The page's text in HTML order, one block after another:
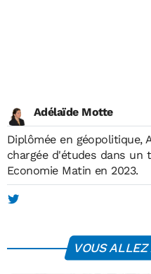
Adélaïde Motte
Diplômée en géopolitique,
chargée d'études dans un
Economie Matin en 2023.
VOUS